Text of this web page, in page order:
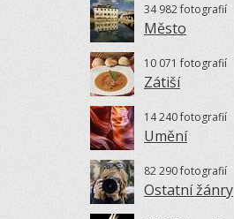
34 982 fotografií
Město
10 071 fotografií
Zátiší
14 240 fotografií
Umění
82 290 fotografií
Ostatní žánry